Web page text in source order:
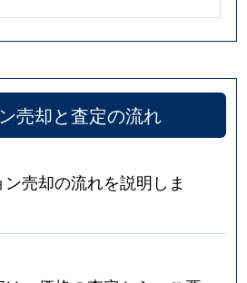
売却と査定の流れ
売却の流れを説明しま